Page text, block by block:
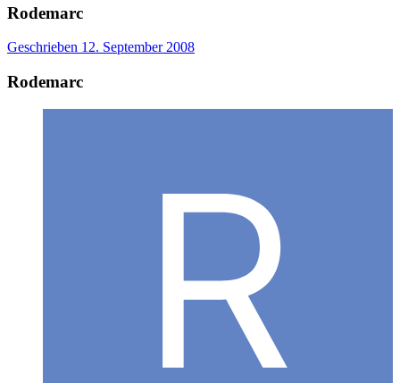
Rodemarc
Geschrieben 12. September 2008
Rodemarc